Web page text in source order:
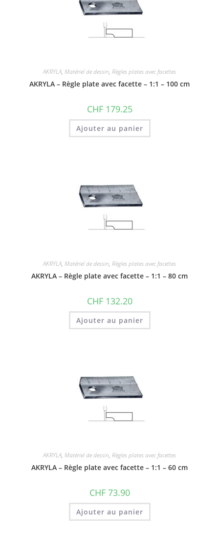
AKRYLA, Matériel de dessin, Règles plates avec facettes
AKRYLA – Règle plate avec facette – 1:1 – 100 cm
CHF179.25
Ajouter au panier
AKRYLA, Matériel de dessin, Règles plates avec facettes
AKRYLA – Règle plate avec facette – 1:1 – 80 cm
CHF132.20
Ajouter au panier
AKRYLA, Matériel de dessin, Règles plates avec facettes
AKRYLA – Règle plate avec facette – 1:1 – 60 cm
CHF73.90
Ajouter au panier